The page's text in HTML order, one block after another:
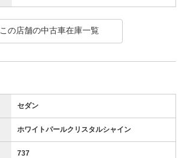
この店舗の中古車在庫一覧
セダン
ホワイトパールクリスタルシャイン
737